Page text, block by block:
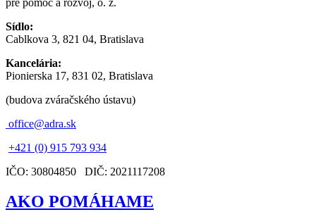
Sídlo:
Cablkova 3, 821 04, Bratislava
Kancelária:
Pionierska 17, 831 02, Bratislava
(budova zváračského ústavu)
office@adra.sk
+421 (0) 915 793 934
IČO: 30804850 DIČ: 2021117208
AKO POMÁHAME